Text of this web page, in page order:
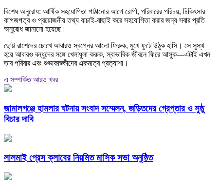
বিশেষ অনুরোধ: আর্থিক সহযোগিতা পাঠানোর আগে রোগী, পরিবারের পরিচয়, চিকিৎসার
কাগজপত্র ও প্রয়োজনীয় তথ্য যাচাই-বাছাই করে সহযোগিতা করার জন্য সবার প্রতি
অনুরোধ জানানো হয়েছে।
ছোট্ট রাশেদের চোখে আবারও স্বপ্নের আলো ফিরুক, মুখে ফুটে উঠুক হাসি। সে সুস্থ
হয়ে আবারও বন্ধুদের সঙ্গে খেলাধুলা করুক, স্বাভাবিক জীবনে ফিরে আসুক—এটাই এখন
তার পরিবার এবং শুভাকাঙ্ক্ষীদের একমাত্র প্রত্যাশা।
এ সম্পর্কিত আরও খবর
জামালগঞ্জে হামলার ঘটনায় সংবাদ সম্মেলন, জড়িতদের গ্রেপ্তার ও সুষ্ঠু
বিচার দাবি
লালমাই প্রেস ক্লাবের নিয়মিত মাসিক সভা অনুষ্ঠিত